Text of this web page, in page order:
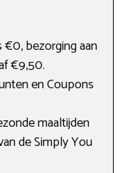
bezorging aan
€9,50.
en Coupons
maaltijden
de Simply You